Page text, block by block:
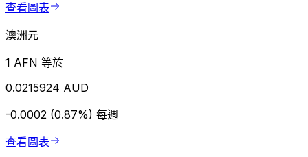
查看圖表
澳洲元
1 AFN 等於
0.0215924 AUD
-0.0002 (0.87%) 每週
查看圖表